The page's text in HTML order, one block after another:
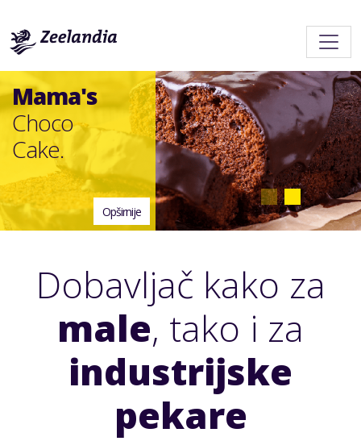
Mama's
Choco
Cake.
Opširnije
Dobavljač kako za
male, tako i za
industrijske
pekare